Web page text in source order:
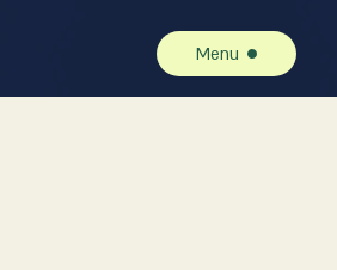
Menu